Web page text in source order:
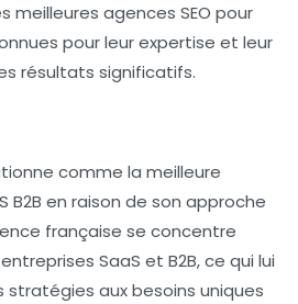
meilleures agences SEO pour
pour leur expertise et leur
résultats significatifs.
comme la meilleure
B2B en raison de son approche
française se concentre
SaaS et B2B, ce qui lui
aux besoins uniques